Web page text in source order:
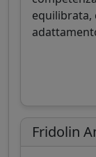
equilibrata,
Fridolin